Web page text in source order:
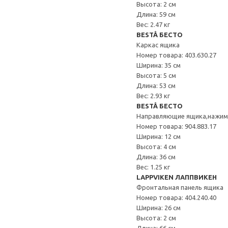
Высота: 2 см
Длина: 59 см
Вес: 2.47 кг
BESTÅ БЕСТО
Каркас ящика
Номер товара: 403.630.27
Ширина: 35 см
Высота: 5 см
Длина: 53 см
Вес: 2.93 кг
BESTÅ БЕСТО
Направляющие
Номер товара: 904.883.17
Ширина: 12 см
Высота: 4 см
Длина: 36 см
Вес: 1.25 кг
LAPPVIKEN ЛАППВИКЕН
Фронтальная панель ящика
Номер товара: 404.240.40
Ширина: 26 см
Высота: 2 см